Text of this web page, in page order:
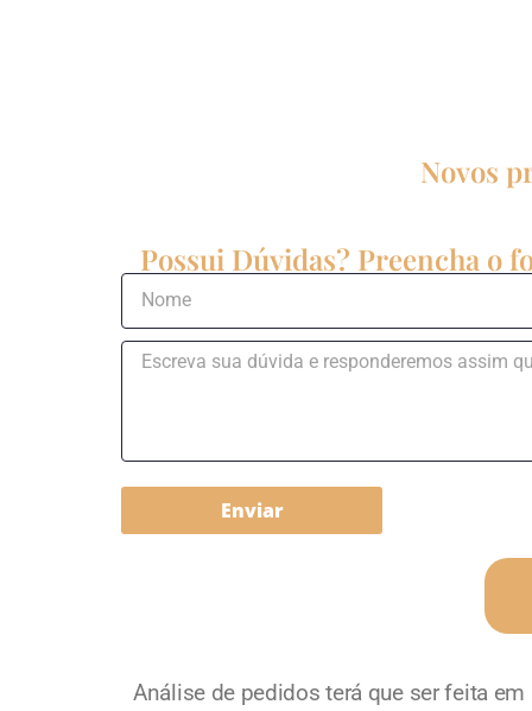
Novos
Possui Dúvidas? Preencha o
Enviar
Análise de pedidos terá que ser feita